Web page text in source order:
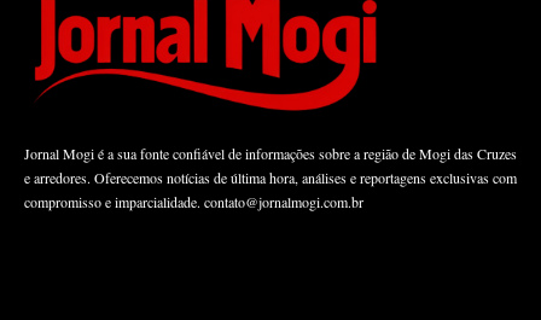
Jornal Mogi é a sua fonte confiável de informações sobre a região de Mogi das Cruzes
e arredores. Oferecemos notícias de última hora, análises e reportagens exclusivas com
compromisso e imparcialidade. contato@jornalmogi.com.br